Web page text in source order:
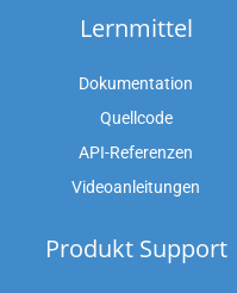
Lernmittel
Dokumentation
Quellcode
API-Referenzen
Videoanleitungen
Produkt Support